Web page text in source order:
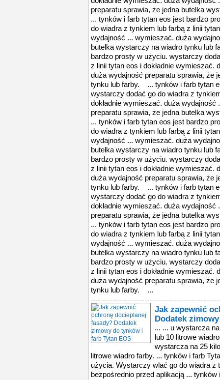
preparatu sprawia, że jedna butelka
... tynków i farb tytan eos jest bardzo
do wiadra z tynkiem lub farbą z linii
wydajność ... wymieszać. duża
butelka wystarczy na wiadro tynku lub
bardzo prosty w użyciu. wystarczy
z linii tytan eos i dokładnie
duża wydajność preparatu sprawia, że
tynku lub farby. ... tynków i farb tytan
wystarczy dodać go do wiadra z
dokładnie wymieszać. duża
preparatu sprawia, że jedna butelka
... tynków i farb tytan eos jest bardzo
do wiadra z tynkiem lub farbą z linii
wydajność ... wymieszać. duża
butelka wystarczy na wiadro tynku lub
bardzo prosty w użyciu. wystarczy
z linii tytan eos i dokładnie
duża wydajność preparatu sprawia, że
tynku lub farby. ... tynków i farb tytan
wystarczy dodać go do wiadra z
dokładnie wymieszać. duża
preparatu sprawia, że jedna butelka
... tynków i farb tytan eos jest bardzo
do wiadra z tynkiem lub farbą z linii
wydajność ... wymieszać. duża
butelka wystarczy na wiadro tynku lub
bardzo prosty w użyciu. wystarczy
z linii tytan eos i dokładnie
duża wydajność preparatu sprawia, że
tynku lub farby. ...
Jak zapewnić
Dodatek
... ... u wystarcza
lub 10 litrowe
wystarcza na 25
litrowe wiadro farby. ... tynków i farb
użycia. Wystarczy wlać go do wiadra z
bezpośrednio przed aplikacją ...